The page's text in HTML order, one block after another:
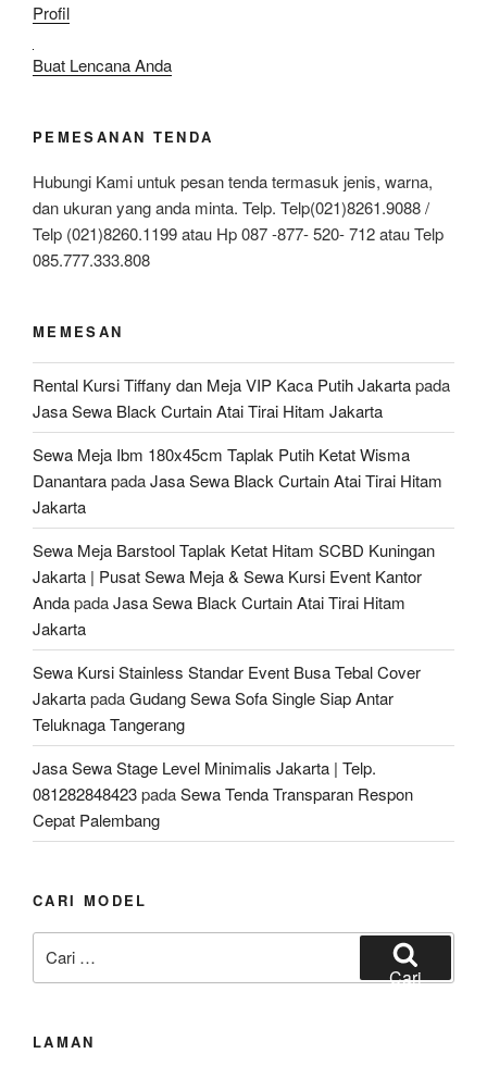
Profil
Buat Lencana Anda
PEMESANAN TENDA
Hubungi Kami untuk pesan tenda termasuk jenis, warna,
dan ukuran yang anda minta. Telp. Telp(021)8261.9088 /
Telp (021)8260.1199 atau Hp 087 -877- 520- 712 atau Telp
085.777.333.808
MEMESAN
Rental Kursi Tiffany dan Meja VIP Kaca Putih Jakartapada
Jasa Sewa Black Curtain Atai Tirai Hitam Jakarta
Sewa Meja Ibm 180x45cm Taplak Putih Ketat Wisma
DanantarapadaJasa Sewa Black Curtain Atai Tirai Hitam
Jakarta
Sewa Meja Barstool Taplak Ketat Hitam SCBD Kuningan
Jakarta | Pusat Sewa Meja & Sewa Kursi Event Kantor
AndapadaJasa Sewa Black Curtain Atai Tirai Hitam
Jakarta
Sewa Kursi Stainless Standar Event Busa Tebal Cover
JakartapadaGudang Sewa Sofa Single Siap Antar
Teluknaga Tangerang
Jasa Sewa Stage Level Minimalis Jakarta | Telp.
081282848423padaSewa Tenda Transparan Respon
Cepat Palembang
CARI MODEL
untuk:
Cari
LAMAN